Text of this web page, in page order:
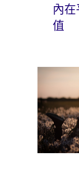
內
值